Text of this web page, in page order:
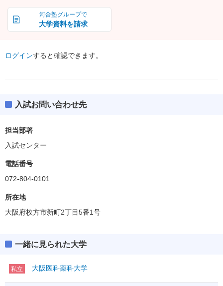
河合塾グループで
大学資料を請求
ログインすると確認できます。
入試お問い合わせ先
担当部署
入試センター
電話番号
072-804-0101
所在地
大阪府枚方市新町2丁目5番1号
一緒に見られた大学
私立 大阪医科薬科大学